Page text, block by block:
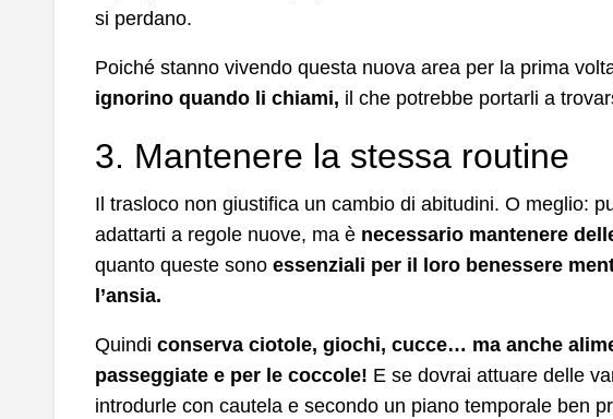
si perdano.
Poiché stanno vivendo questa nuova area per la prima
ignorino quando li chiami, il che potrebbe portarli a
3. Mantenere la stessa routine
Il trasloco non giustifica un cambio di abitudini. O meglio:
adattarti a regole nuove, ma è necessario mantenere
quanto queste sono essenziali per il loro benessere
l’ansia.
Quindi conserva ciotole, giochi, cucce… ma anche
passeggiate e per le coccole! E se dovrai attuare delle
introdurle con cautela e secondo un piano temporale ben